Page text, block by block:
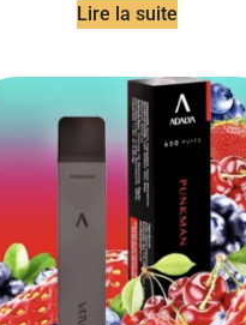
Lire la suite